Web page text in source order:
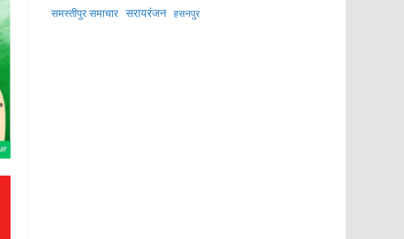
समस्तीपुर समाचार सरायरंजन हसनपुर